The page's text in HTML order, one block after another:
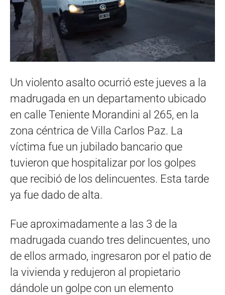
Un violento asalto ocurrió este jueves a la
madrugada en un departamento ubicado
en calle Teniente Morandini al 265, en la
zona céntrica de Villa Carlos Paz. La
víctima fue un jubilado bancario que
tuvieron que hospitalizar por los golpes
que recibió de los delincuentes. Esta tarde
ya fue dado de alta.
Fue aproximadamente a las 3 de la
madrugada cuando tres delincuentes, uno
de ellos armado, ingresaron por el patio de
la vivienda y redujeron al propietario
dándole un golpe con un elemento